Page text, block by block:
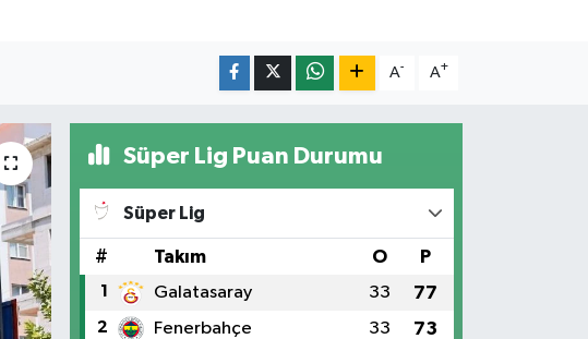
A- A+
Süper Lig Puan Durumu
Süper Lig
# Takım O P
1 Galatasaray 33 77
2 Fenerbahçe 33 73